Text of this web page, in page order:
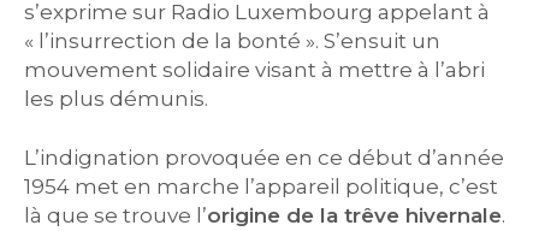
s’exprime sur Radio Luxembourg appelant à
« l’insurrection de la bonté ». S’ensuit un
mouvement solidaire visant à mettre à l’abri
les plus démunis.
L’indignation provoquée en ce début d’année
1954 met en marche l’appareil politique, c’est
là que se trouve l’origine de la trêve hivernale.